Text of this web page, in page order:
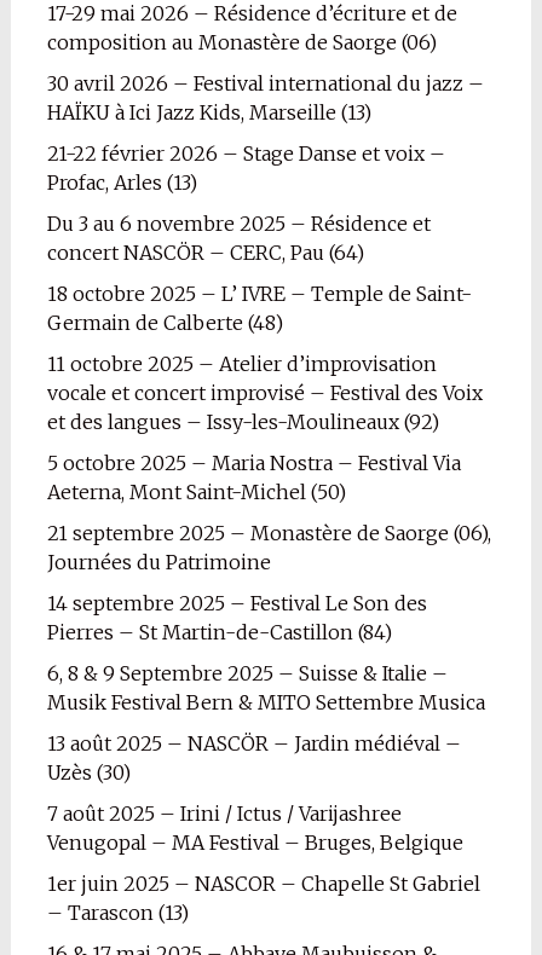
17-29 mai 2026 – Résidence d’écriture et de
composition au Monastère de Saorge (06)
30 avril 2026 – Festival international du jazz –
HAÏKU à Ici Jazz Kids, Marseille (13)
21-22 février 2026 – Stage Danse et voix –
Profac, Arles (13)
Du 3 au 6 novembre 2025 – Résidence et
concert NASCÖR – CERC, Pau (64)
18 octobre 2025 – L’ IVRE – Temple de Saint-
Germain de Calberte (48)
11 octobre 2025 – Atelier d’improvisation
vocale et concert improvisé – Festival des Voix
et des langues – Issy-les-Moulineaux (92)
5 octobre 2025 – Maria Nostra – Festival Via
Aeterna, Mont Saint-Michel (50)
21 septembre 2025 – Monastère de Saorge (06),
Journées du Patrimoine
14 septembre 2025 – Festival Le Son des
Pierres – St Martin-de-Castillon (84)
6, 8 & 9 Septembre 2025 – Suisse & Italie –
Musik Festival Bern & MITO Settembre Musica
13 août 2025 – NASCÖR – Jardin médiéval –
Uzès (30)
7 août 2025 – Irini / Ictus / Varijashree
Venugopal – MA Festival – Bruges, Belgique
1er juin 2025 – NASCOR – Chapelle St Gabriel
– Tarascon (13)